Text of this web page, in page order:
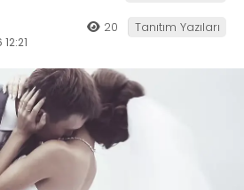
20 Tanıtım Yazıları